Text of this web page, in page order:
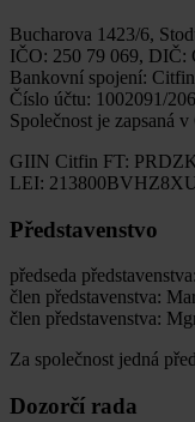
Bucharova 1423/6,
IČO: 250 79 069, DIČ:
Bankovní spojení: Citfin
Číslo účtu: 1002091/
Společnost je zapsaná
GIIN Citfin FT:
LEI:
Představenstvo
předseda
člen představenstva:
člen představenstva:
Za společnost jedná
Dozorčí rada